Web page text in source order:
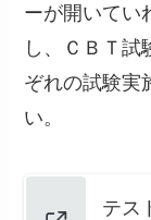
ーが開いてい
し、ＣＢＴ試
ぞれの試験実
い。
テス